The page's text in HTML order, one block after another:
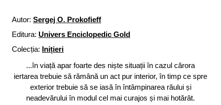
Autor: Sergej O. Prokofieff
Editura: Univers Enciclopedic Gold
Colecția: Inițieri
...în viață apar foarte des niște situații în cazul cărora
iertarea trebuie să rămână un act pur interior, în timp ce spre
exterior trebuie să se iasă în întâmpi­narea răului și
neadevărului în modul cel mai curajos și mai hotărât.